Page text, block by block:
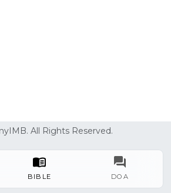
BIBLE DOA
All Rights Reserved.